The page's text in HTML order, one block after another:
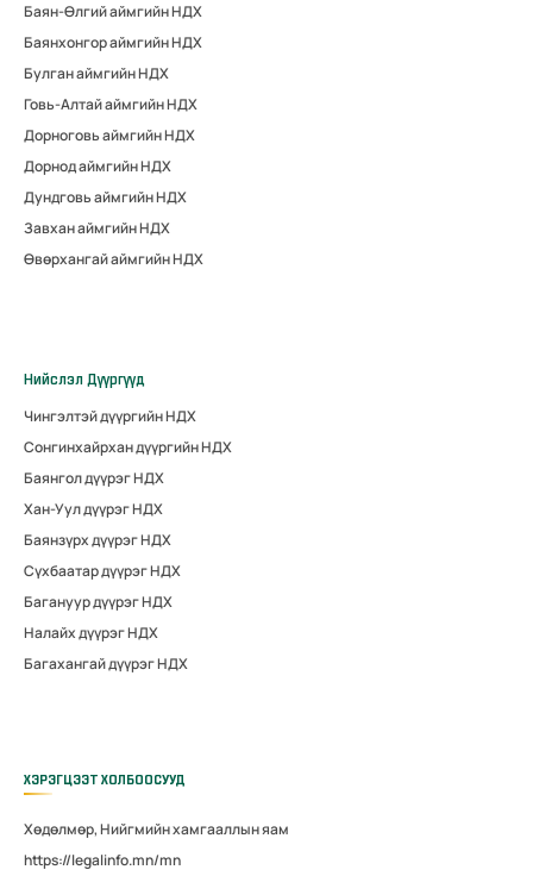
Баян-Өлгий аймгийн НДХ
Баянхонгор аймгийн НДХ
Булган аймгийн НДХ
Говь-Алтай аймгийн НДХ
Дорноговь аймгийн НДХ
Дорнод аймгийн НДХ
Дундговь аймгийн НДХ
Завхан аймгийн НДХ
Өвөрхангай аймгийн НДХ
Нийслэл Дүүргүүд
Чингэлтэй дүүргийн НДХ
Сонгинхайрхан дүүргийн НДХ
Баянгол дүүрэг НДХ
Хан-Уул дүүрэг НДХ
Баянзүрх дүүрэг НДХ
Сүхбаатар дүүрэг НДХ
Багануур дүүрэг НДХ
Налайх дүүрэг НДХ
Багахангай дүүрэг НДХ
ХЭРЭГЦЭЭТ ХОЛБООСУУД
Хөдөлмөр, Нийгмийн хамгааллын яам
https://legalinfo.mn/mn